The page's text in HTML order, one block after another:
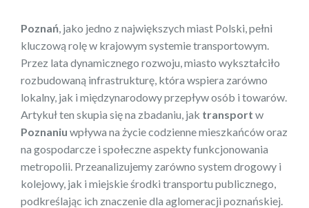
Poznań , jako jedno z największych miast Polski, pełni
kluczową rolę w krajowym systemie transportowym.
Przez lata dynamicznego rozwoju, miasto wykształciło
rozbudowaną infrastrukturę, która wspiera zarówno
lokalny, jak i międzynarodowy przepływ osób i towarów.
Artykuł ten skupia się na zbadaniu, jak transport w
Poznaniu wpływa na życie codzienne mieszkańców oraz
na gospodarcze i społeczne aspekty funkcjonowania
metropolii. Przeanalizujemy zarówno system drogowy i
kolejowy, jak i miejskie środki transportu publicznego,
podkreślając ich znaczenie dla aglomeracji poznańskiej.